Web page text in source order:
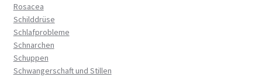
Rosacea
Schilddrüse
Schlafprobleme
Schnarchen
Schuppen
Schwangerschaft und Stillen